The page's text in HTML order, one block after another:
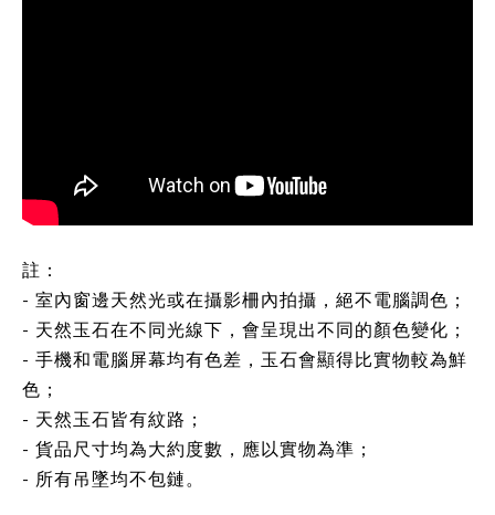
註：
- 室內窗邊天然光或在攝影柵內拍攝，絕不電腦調色；
- 天然玉石在不同光線下，會呈現出不同的顏色變化；
- 手機和電腦屏幕均有色差，玉石會顯得比實物較為鮮
色；
- 天然玉石皆有紋路；
- 貨品尺寸均為大約度數，應以實物為準；
- 所有吊墜均不包鏈。